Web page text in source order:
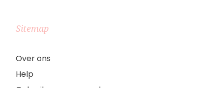
Sitemap
Over ons
Help